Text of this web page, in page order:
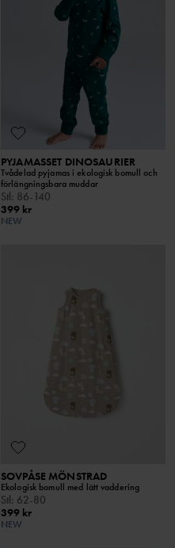
PYJAMASSET DINOSAURIER
Tvådelad pyjamas i ekologisk bomull och
förlängningsbara muddar
Stl: 86-140
399 kr
NEW
SOVPÅSE MÖNSTRAD
Ekologisk bomull med lätt vaddering
Stl: 62-80
399 kr
NEW